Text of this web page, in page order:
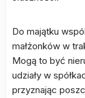
Do majątku
małżonków w
Mogą to być
udziały w
przyznając